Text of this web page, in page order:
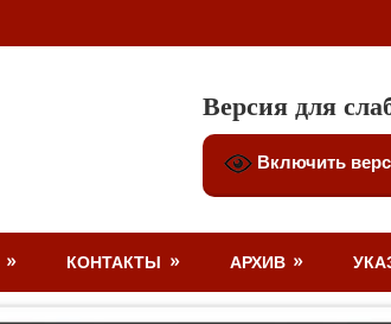
Версия для
Включить
КОНТАКТЫ АРХИВ